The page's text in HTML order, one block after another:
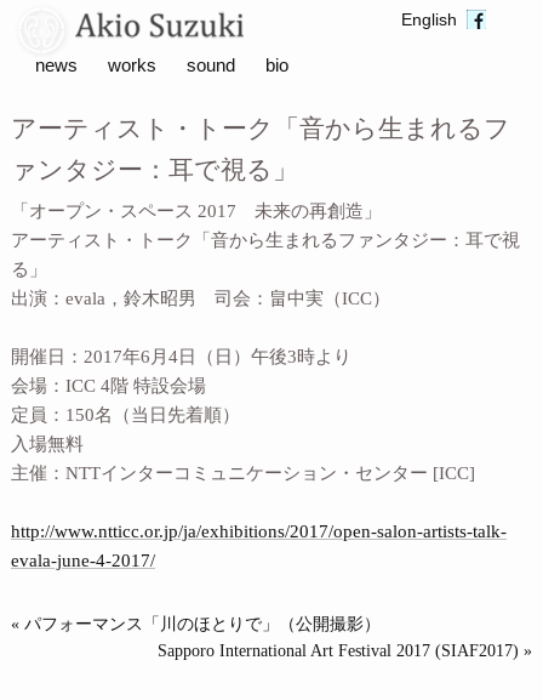
news works sound bio
English
アーティスト・トーク「音から生まれるフ
ァンタジー：耳で視る」
「オープン・スペース 2017 未来の再創造」
アーティスト・トーク「音から生まれるファンタジー：耳で視
る」
出演：evala，鈴木昭男 司会：畠中実（ICC）
開催日：2017年6月4日（日）午後3時より
会場：ICC 4階 特設会場
定員：150名（当日先着順）
入場無料
主催：NTTインターコミュニケーション・センター [ICC]
http://www.ntticc.or.jp/ja/exhibitions/2017/open-salon-artists-talk-
evala-june-4-2017/
« パフォーマンス「川のほとりで」（公開撮影）
Sapporo International Art Festival 2017 (SIAF2017) »